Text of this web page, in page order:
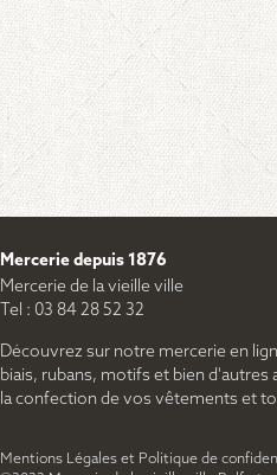
Mercerie depuis 1876
Mercerie de la vieille ville
Tel : 03 84 28 52 32
Découvrez sur notre mercerie en
biais, rubans, motifs et bien
la confection de vos vêtements et
Mentions Légales et Politique de